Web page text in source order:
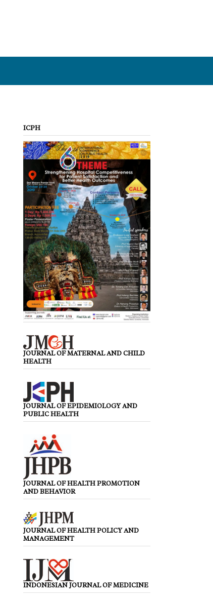
ICPH
JOURNAL OF MATERNAL AND CHILD
HEALTH
JOURNAL OF EPIDEMIOLOGY AND
PUBLIC HEALTH
JOURNAL OF HEALTH PROMOTION
AND BEHAVIOR
JOURNAL OF HEALTH POLICY AND
MANAGEMENT
INDONESIAN JOURNAL OF MEDICINE